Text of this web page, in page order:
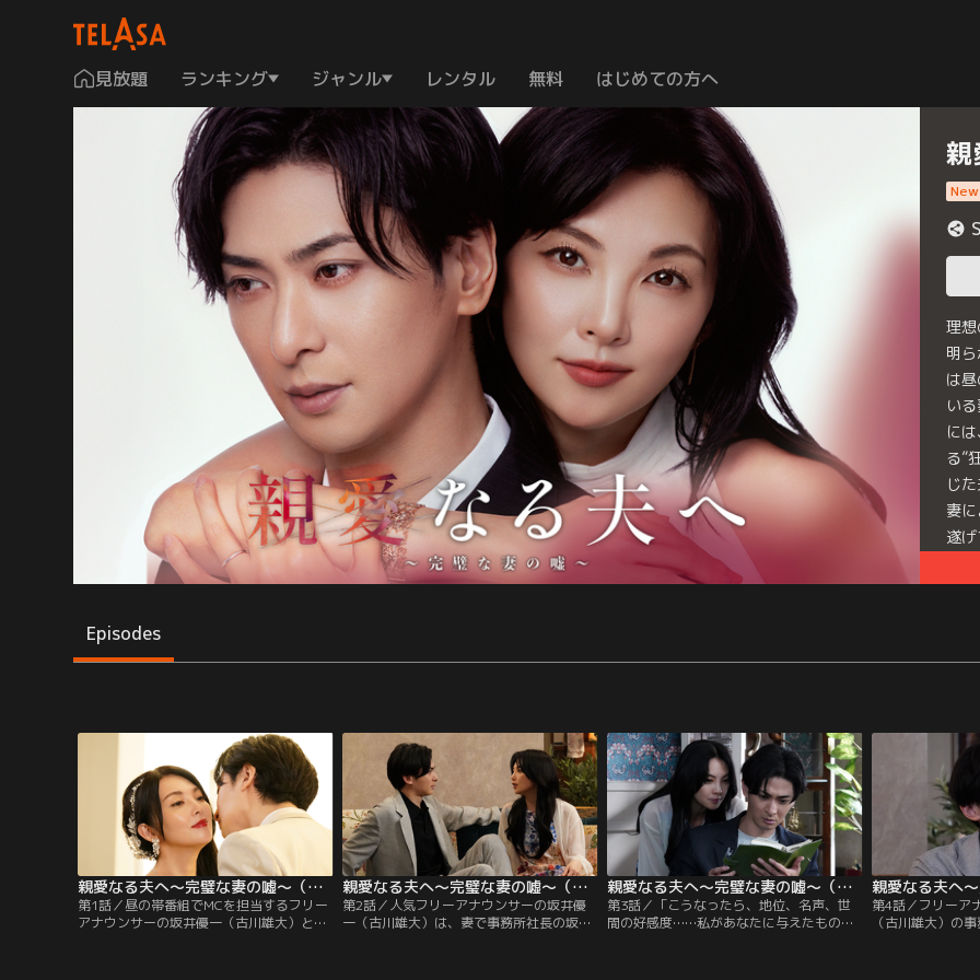
見放題 ランキング ジャンル レンタル 無料 はじめての方へ
親
New
理
明
は
い
に
る”
じ
妻
遂
全
Episodes
親愛なる夫へ～完璧な妻の嘘～（2026/07/02放送分）第01話
第1話／昼の帯番組でMCを担当するフリー
アナウンサーの坂井優一（古川雄大）と、
親愛なる夫へ～完璧な妻の嘘～（2026/07/09放送分）第02話
第2話／人気フリーアナウンサーの坂井優
一（古川雄大）は、妻で事務所社長の坂井
親愛なる夫へ～完璧な妻の嘘～（2026/07/16放送分）第03話
第3話／「こうなったら、地位、名声、世
間の好感度……私があなたに与えたもの全
第4話／フリーア
（古川雄大）の